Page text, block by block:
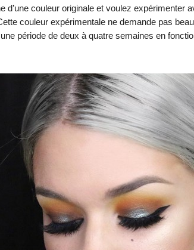
d’une couleur originale et voulez expérimenter
couleur expérimentale ne demande pas
période de deux à quatre semaines en